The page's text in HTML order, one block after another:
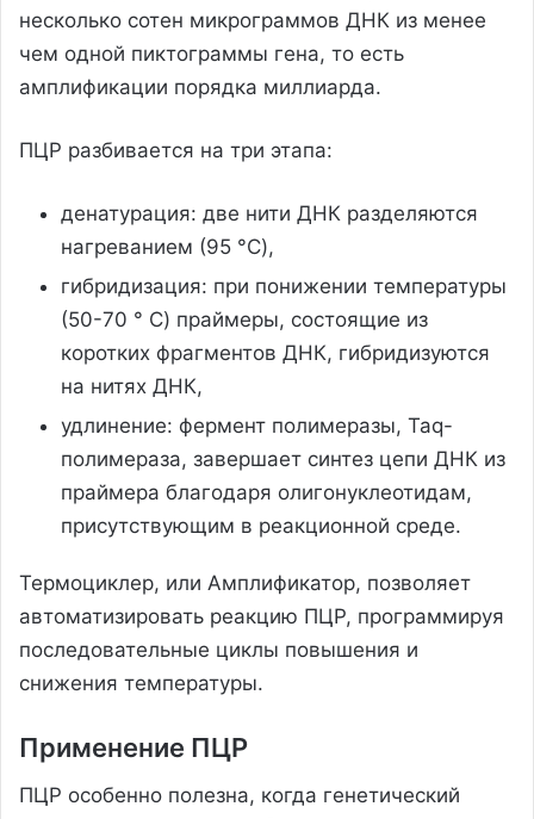
несколько сотен микрограммов ДНК из менее
чем одной пиктограммы гена, то есть
амплификации порядка миллиарда.
ПЦР разбивается на три этапа:
денатурация: две нити ДНК разделяются
нагреванием (95 °C),
гибридизация: при понижении температуры
(50-70 ° C) праймеры, состоящие из
коротких фрагментов ДНК, гибридизуются
на нитях ДНК,
удлинение: фермент полимеразы, Taq-
полимераза, завершает синтез цепи ДНК из
праймера благодаря олигонуклеотидам,
присутствующим в реакционной среде.
Термоциклер, или Амплификатор, позволяет
автоматизировать реакцию ПЦР, программируя
последовательные циклы повышения и
снижения температуры.
Применение ПЦР
ПЦР особенно полезна, когда генетический